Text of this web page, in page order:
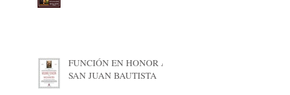
FUNCIÓN EN HONOR A
SAN JUAN BAUTISTA